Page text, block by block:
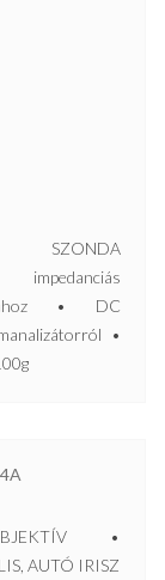
impedanciás
• DC
•
•
AUTÓ IRISZ